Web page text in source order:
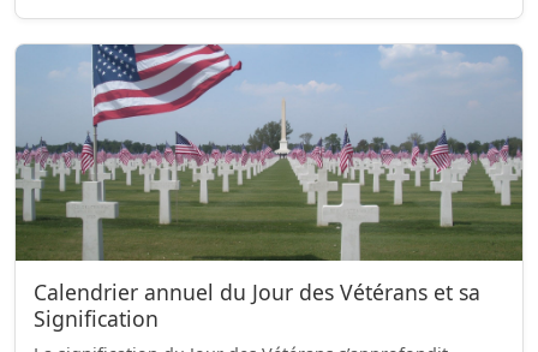
Calendrier annuel du Jour des Vétérans et sa
Signification